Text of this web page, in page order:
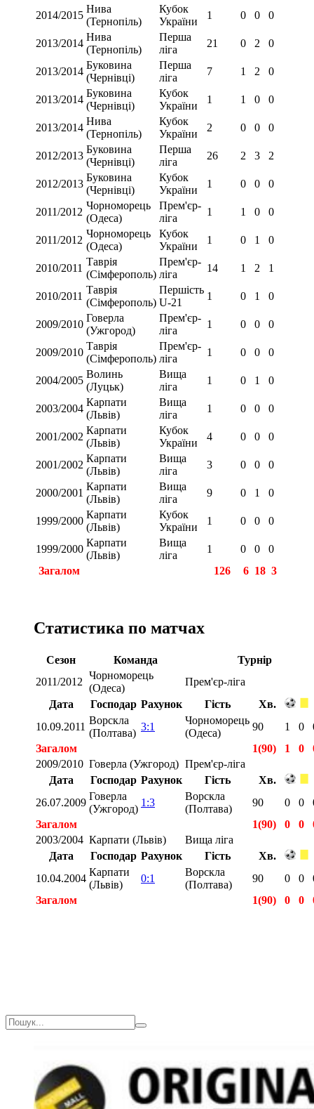
2014/2015
Нива
(Тернопіль)
Кубок
України
1 0 0 0
2013/2014
Нива
(Тернопіль)
Перша
ліга
21 0 2 0
2013/2014
Буковина
(Чернівці)
Перша
ліга
7 1 2 0
2013/2014
Буковина
(Чернівці)
Кубок
України
1 1 0 0
2013/2014
Нива
(Тернопіль)
Кубок
України
2 0 0 0
2012/2013
Буковина
(Чернівці)
Перша
ліга
26 2 3 2
2012/2013
Буковина
(Чернівці)
Кубок
України
1 0 0 0
2011/2012
Чорноморець
(Одеса)
Прем'єр-
ліга
1 1 0 0
2011/2012
Чорноморець
(Одеса)
Кубок
України
1 0 1 0
2010/2011
Таврія
(Сімферополь)
Прем'єр-
ліга
14 1 2 1
2010/2011
Таврія
(Сімферополь)
Першість
U-21
1 0 1 0
2009/2010
Говерла
(Ужгород)
Прем'єр-
ліга
1 0 0 0
2009/2010
Таврія
(Сімферополь)
Прем'єр-
ліга
1 0 0 0
2004/2005
Волинь
(Луцьк)
Вища
ліга
1 0 1 0
2003/2004
Карпати
(Львів)
Вища
ліга
1 0 0 0
2001/2002
Карпати
(Львів)
Кубок
України
4 0 0 0
2001/2002
Карпати
(Львів)
Вища
ліга
3 0 0 0
2000/2001
Карпати
(Львів)
Вища
ліга
9 0 1 0
1999/2000
Карпати
(Львів)
Кубок
України
1 0 0 0
1999/2000
Карпати
(Львів)
Вища
ліга
1 0 0
0
Загалом
126 6 18 3
Статистика по матчах
Сезон Команда
Турнір
2011/2012
Чорноморець
(Одеса)
Прем'єр-ліга
Дата
Господар Рахунок Гість
Хв.
10.09.2011
Ворскла
(Полтава)
3:1
Чорноморець
(Одеса)
90 1 0
Загалом
1(90) 1 0
2009/2010 Говерла (Ужгород) Прем'єр-ліга
Дата
Господар Рахунок Гість
Хв.
26.07.2009
Говерла
(Ужгород)
1:3
Ворскла
(Полтава)
90 0 0
Загалом
1(90) 0 0
2003/2004 Карпати (Львів)
Вища ліга
Дата
Господар Рахунок Гість
Хв.
10.04.2004
Карпати
(Львів)
0:1
Ворскла
(Полтава)
90 0 0
Загалом
1(90) 0 0